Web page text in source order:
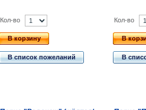
Кол-во
В корзину
В список пожеланий
Кол-во
В
В